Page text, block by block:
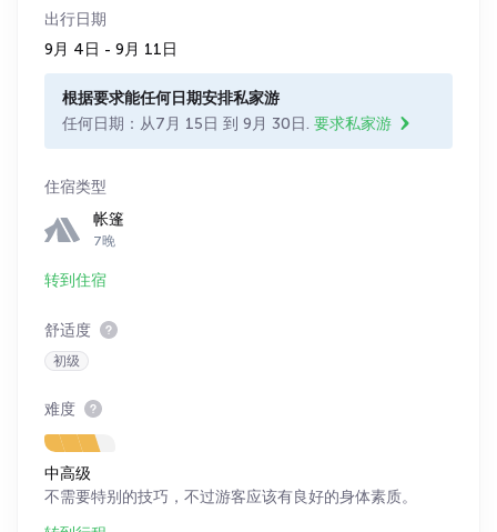
出行日期
9月 4日 - 9月 11日
根据要求能任何日期安排私家游
任何日期：从7月 15日 到 9月 30日. 要求私家游
住宿类型
帐篷
7晚
转到住宿
舒适度
初级
难度
中高级
不需要特别的技巧，不过游客应该有良好的身体素质。